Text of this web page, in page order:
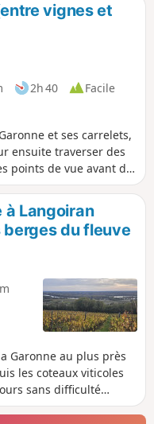
vignes et
2h 40
Facile
et ses carrelets,
ensuite traverser des
points de vue avant de
Langoiran.
à Langoiran
du fleuve
Garonne au plus près
les coteaux viticoles
sans difficulté
vous emmènera